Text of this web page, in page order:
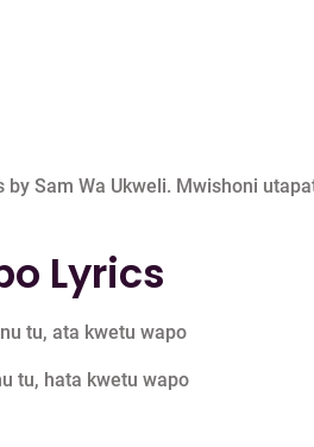
by Sam Wa Ukweli. Mwishoni
Lyrics
tu, ata kwetu wapo
tu, hata kwetu wapo